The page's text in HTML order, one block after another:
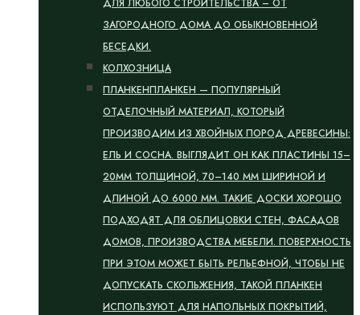
ДЛЯ ЛЮБОГО СТРОИТЕЛЬСТВА – ОТ
ЗАГОРОДНОГО ДОМА ДО ОБЫКНОВЕННОЙ
БЕСЕДКИ.
КОЛХОЗНИЦА
ПЛАНКЕНПЛАНКЕН — ПОПУЛЯРНЫЙ
ОТДЕЛОЧНЫЙ МАТЕРИАЛ, КОТОРЫЙ
ПРОИЗВОДИМ ИЗ ХВОЙНЫХ ПОРОД ДРЕВЕСИНЫ:
ЕЛЬ И СОСНА. ВЫГЛЯДИТ ОН КАК ПЛАСТИНЫ 15–
20ММ ТОЛЩИНОЙ, 70–140 ММ ШИРИНОЙ И
ДЛИНОЙ ДО 6000 ММ. ТАКИЕ ДОСКИ ХОРОШО
ПОДХОДЯТ ДЛЯ ОБЛИЦОВКИ СТЕН, ФАСАДОВ
ДОМОВ, ПРОИЗВОДСТВА МЕБЕЛИ. ПОВЕРХНОСТЬ
ПРИ ЭТОМ МОЖЕТ БЫТЬ РЕЛЬЕФНОЙ, ЧТОБЫ НЕ
ДОПУСКАТЬ СКОЛЬЖЕНИЯ, ТАКОЙ ПЛАНКЕН
ИСПОЛЬЗУЮТ ДЛЯ НАПОЛЬНЫХ ПОКРЫТИЙ,